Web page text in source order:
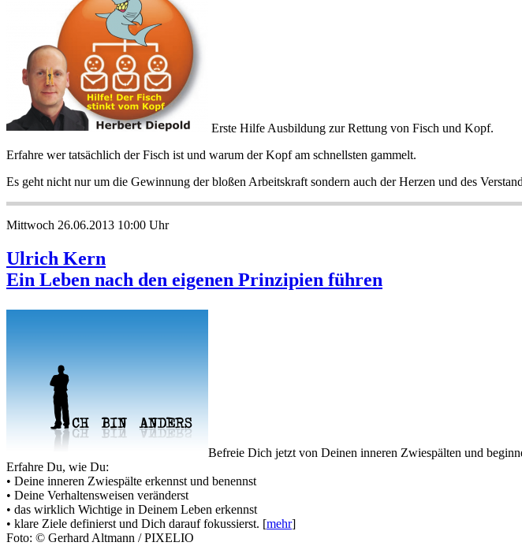
Erste Hilfe Ausbildung zur Rettung von Fisch und Kopf.
Erfahre wer tatsächlich der Fisch ist und warum der Kopf am schnellsten gammelt.
Es geht nicht nur um die Gewinnung der bloßen Arbeitskraft sondern auch der Herzen und des
Mittwoch 26.06.2013 10:00 Uhr
Ulrich Kern
Ein Leben nach den eigenen Prinzipien führen
Befreie Dich jetzt von Deinen inneren Zwiespälten und
Erfahre Du, wie Du:
• Deine inneren Zwiespälte erkennst und benennst
• Deine Verhaltensweisen veränderst
• das wirklich Wichtige in Deinem Leben erkennst
• klare Ziele definierst und Dich darauf fokussierst. [mehr]
Foto: © Gerhard Altmann / PIXELIO